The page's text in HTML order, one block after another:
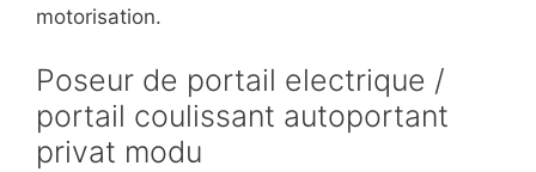
motorisation.
Poseur de portail electrique /
portail coulissant autoportant
privat modu